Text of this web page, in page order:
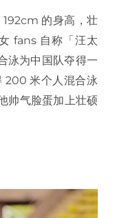
的身高，壮
fans 自称「汪太
泳为中国队夺得一
200 米个人混合泳
帅气脸蛋加上壮硕